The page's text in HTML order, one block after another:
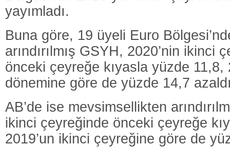
yayımladı.
Buna göre, 19 üyeli Euro
arındırılmış GSYH, 2020’nin ikinci
önceki çeyreğe kıyasla yüzde 11,8,
dönemine göre de yüzde 14,7
AB’de ise mevsimsellikten
ikinci çeyreğinde önceki çeyreğe
2019’un ikinci çeyreğine göre de